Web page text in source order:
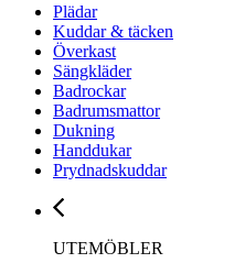
Plädar
Kuddar & täcken
Överkast
Sängkläder
Badrockar
Badrumsmattor
Dukning
Handdukar
Prydnadskuddar
UTEMÖBLER